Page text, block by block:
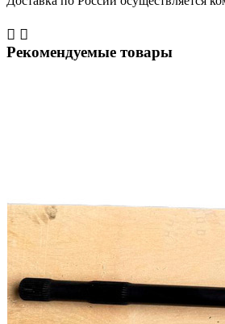
 
Рекомендуемые товары